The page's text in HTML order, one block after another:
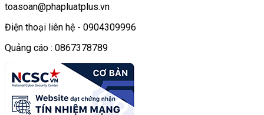
toasoan@phapluatplus.vn
Điện thoại liên hệ - 0904309996
Quảng cáo : 0867378789